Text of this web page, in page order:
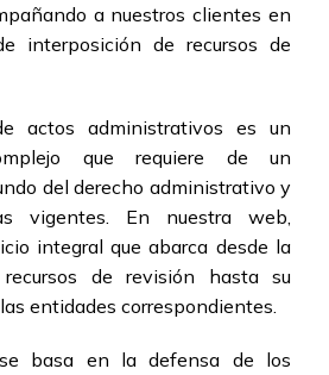
a nuestros clientes en
interposición de recursos de
actos administrativos es un
que requiere de un
del derecho administrativo y
vigentes. En nuestra web,
integral que abarca desde la
de revisión hasta su
entidades correspondientes.
basa en la defensa de los